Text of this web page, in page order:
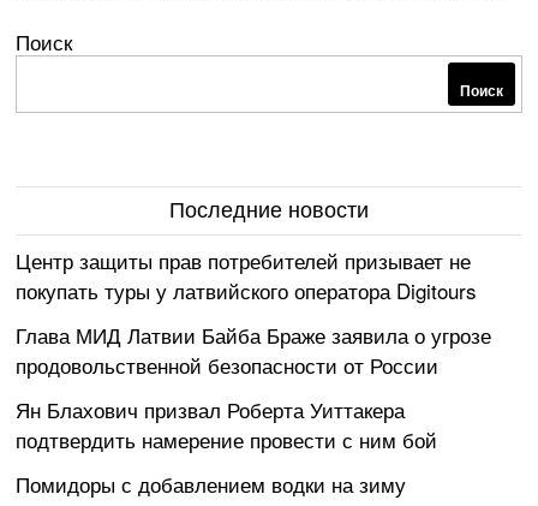
Поиск
Поиск
Последние новости
Центр защиты прав потребителей призывает не
покупать туры у латвийского оператора Digitours
Глава МИД Латвии Байба Браже заявила о угрозе
продовольственной безопасности от России
Ян Блахович призвал Роберта Уиттакера
подтвердить намерение провести с ним бой
Помидоры с добавлением водки на зиму